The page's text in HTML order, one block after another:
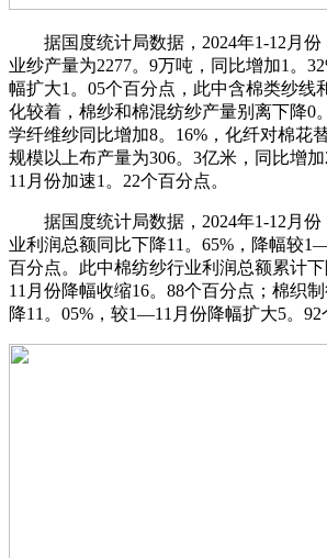
据国度统计局数据，2024年1-12月份
业纱产量为2277。9万吨，同比增加1。
幅扩大1。05个百分点，此中含棉类纱线
化较着，棉纱和棉混纺纱产量别离下降0
学纤维纱同比增加8。16%，化纤对棉花
规模以上布产量为306。3亿米，同比增
11月份加速1。22个百分点。
据国度统计局数据，2024年1-12月份
业利润总额同比下降11。65%，降幅较
百分点。此中棉纺纱行业利润总额累计
11月份降幅收缩16。88个百分点；棉织
降11。05%，较1—11月份降幅扩大5。92